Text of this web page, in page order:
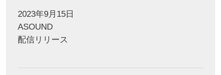
2023年9月15日
ASOUND
配信リリース